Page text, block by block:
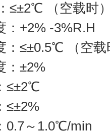
≤±2℃ （空载时
：+2% -3%R.H
：≤±0.5℃ （空载
：±2%
≤±2℃
≤±2%
0.7～1.0℃/min